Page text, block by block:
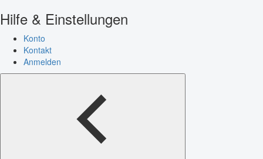
Hilfe & Einstellungen
Konto
Kontakt
Anmelden